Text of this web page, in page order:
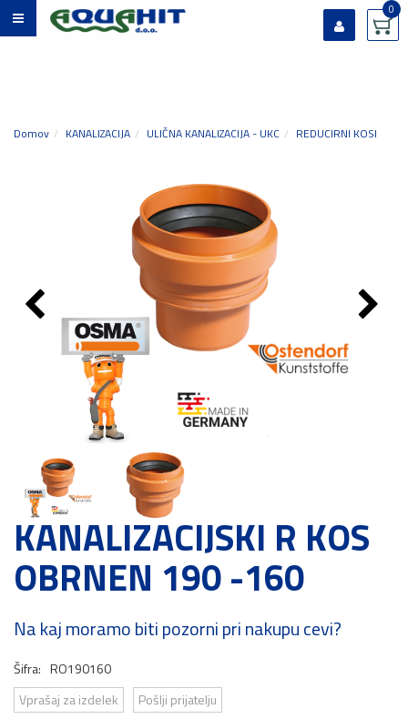
0
Domov KANALIZACIJA ULIČNA KANALIZACIJA - UKC REDUCIRNI KOSI
KANALIZACIJSKI R KOS
OBRNEN 190 -160
Na kaj moramo biti pozorni pri nakupu cevi?
Šifra: RO190160
Vprašaj za izdelek
Pošlji prijatelju